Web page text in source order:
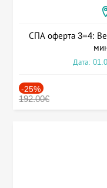
СПА оферта 3=4:
Дата:
-25%
192.00€